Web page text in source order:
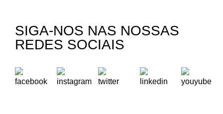
SIGA-NOS NAS NOSSAS
REDES SOCIAIS